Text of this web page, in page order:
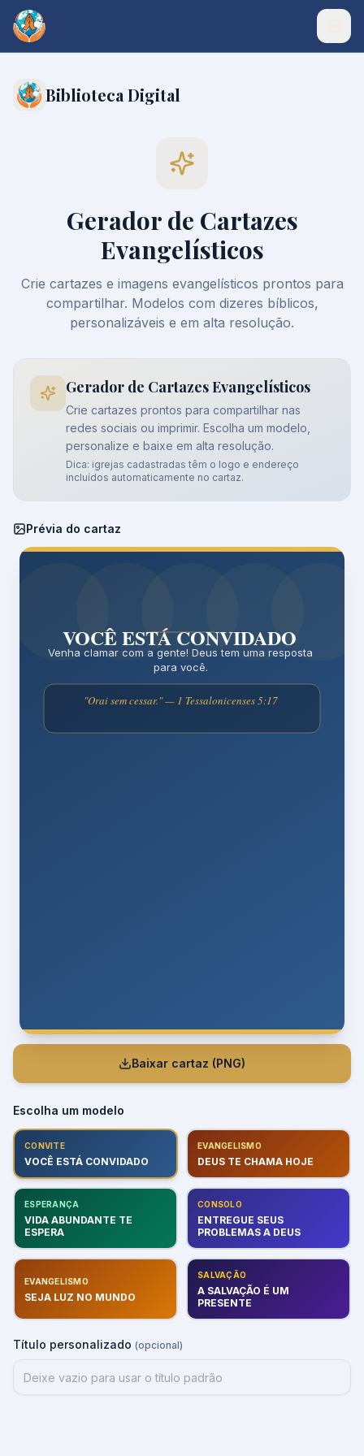
Biblioteca Digital
Gerador de Cartazes
Evangelísticos
Crie cartazes e imagens evangelísticos prontos para
compartilhar. Modelos com dizeres bíblicos,
personalizáveis e em alta resolução.
Gerador de Cartazes Evangelísticos
Crie cartazes prontos para compartilhar nas
redes sociais ou imprimir. Escolha um modelo,
personalize e baixe em alta resolução.
Dica: igrejas cadastradas têm o logo e endereço
incluídos automaticamente no cartaz.
Prévia do cartaz
Baixar cartaz (PNG)
Escolha um modelo
CONVITE
VOCÊ ESTÁ CONVIDADO
EVANGELISMO
DEUS TE CHAMA HOJE
ESPERANÇA
VIDA ABUNDANTE TE
ESPERA
CONSOLO
ENTREGUE SEUS
PROBLEMAS A DEUS
EVANGELISMO
SEJA LUZ NO MUNDO
SALVAÇÃO
A SALVAÇÃO É UM
PRESENTE
Título personalizado (opcional)